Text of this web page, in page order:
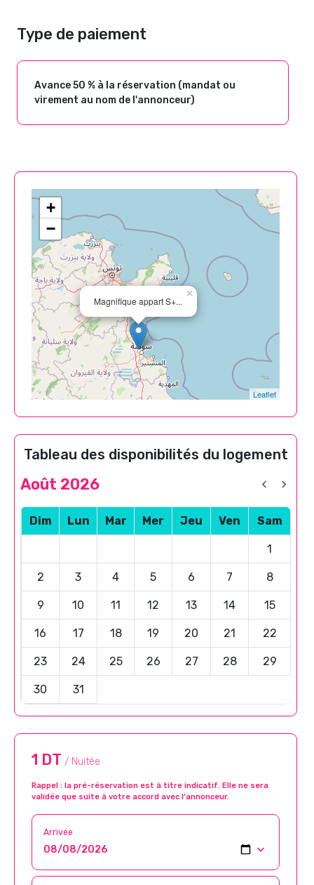
Type de paiement
Avance 50 % à la réservation (mandat ou
virement au nom de l'annonceur)
Magnifique appart S+...
×
+
−
Leaflet
Tableau des disponibilités du logement
Août 2026
Dim Lun Mar Mer Jeu Ven Sam
1
2 3 4 5 6 7 8
9 10 11 12 13 14 15
16 17 18 19 20 21 22
23 24 25 26 27 28 29
30 31
1 DT / Nuitée
Rappel : la pré-réservation est à titre indicatif. Elle ne sera
validée que suite à votre accord avec l’annonceur.
Arrivée